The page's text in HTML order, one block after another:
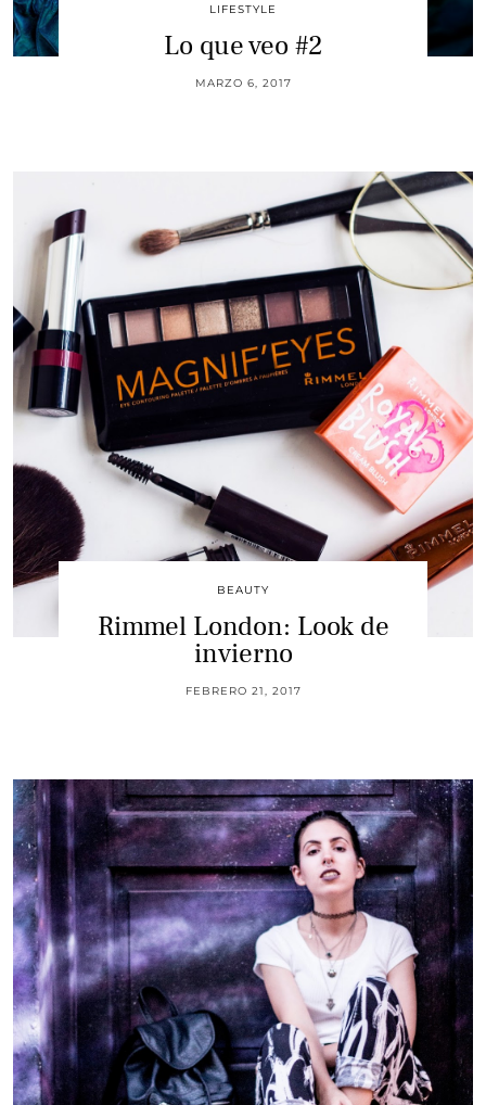
LIFESTYLE
Lo que veo #2
MARZO 6, 2017
BEAUTY
Rimmel London: Look de
invierno
FEBRERO 21, 2017